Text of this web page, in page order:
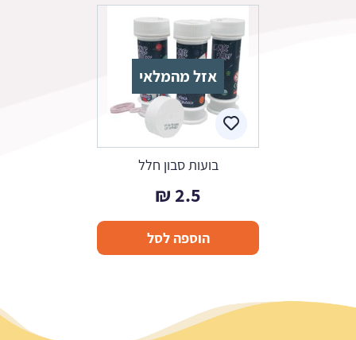
אזל מהמלאי
בועות סבון חלל
2.5
₪
הוספה לסל